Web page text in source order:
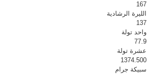
167
الليرة الرشادية
137
واحد تولة
77.9
عشرة تولة
1374.500
سبيكة جرام